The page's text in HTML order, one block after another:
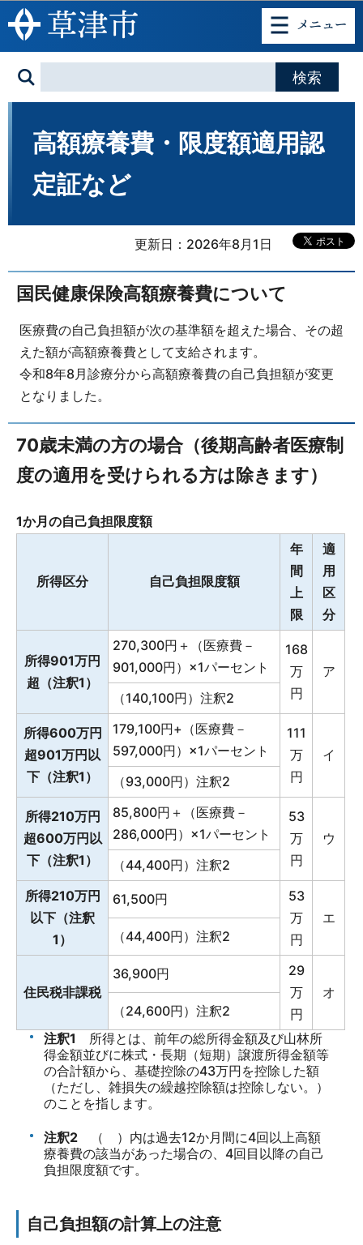
このページの本文へ移動
高額療養費・限度額適用認
定証など
更新日：2026年8月1日
国民健康保険高額療養費について
医療費の自己負担額が次の基準額を超えた場合、その超
えた額が高額療養費として支給されます。
令和8年8月診療分から高額療養費の自己負担額が変更
となりました。
70歳未満の方の場合（後期高齢者医療制
度の適用を受けられる方は除きます）
1か月の自己負担限度額
所得区分 自己負担限度額
年
間
上
限
適
用
区
分
所得901万円
超（注釈1）
270,300円＋（医療費－
901,000円）×1パーセント
168
万
円
ア
（140,100円）注釈2
所得600万円
超901万円以
下（注釈1）
179,100円+（医療費－
597,000円）×1パーセント
111
万
円
イ
（93,000円）注釈2
所得210万円
超600万円以
下（注釈1）
85,800円＋（医療費－
286,000円）×1パーセント
53
万
円
ウ
（44,400円）注釈2
所得210万円
以下（注釈
1）
61,500円
53
万
円
エ
（44,400円）注釈2
住民税非課税
36,900円
29
万
円
オ
（24,600円）注釈2
注釈1 所得とは、前年の総所得金額及び山林所
得金額並びに株式・長期（短期）譲渡所得金額等
の合計額から、基礎控除の43万円を控除した額
（ただし、雑損失の繰越控除額は控除しない。）
のことを指します。
注釈2
（ ）内は過去12か月間に4回以上高額
療養費の該当があった場合の、4回目以降の自己
負担限度額です。
自己負担額の計算上の注意